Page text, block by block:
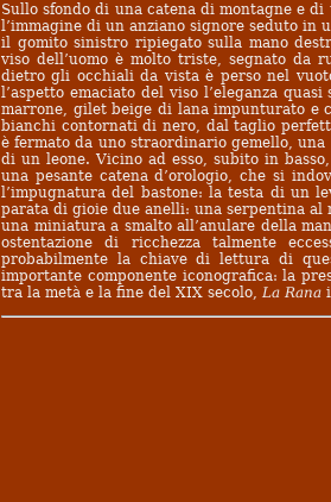
Sullo sfondo di una catena di montagne e
l’immagine di un anziano signore seduto in
il gomito sinistro ripiegato sulla mano
viso dell’uomo è molto triste, segnato da
dietro gli occhiali da vista è perso nel
l’aspetto emaciato del viso l’eleganza
marrone, gilet beige di lana impunturato e
bianchi contornati di nero, dal taglio
è fermato da uno straordinario gemello,
di un leone. Vicino ad esso, subito in
una pesante catena d’orologio, che si
l’impugnatura del bastone: la testa di un
parata di gioie due anelli: una serpentina al
una miniatura a smalto all’anulare della
ostentazione di ricchezza talmente
probabilmente la chiave di lettura di
importante componente iconografica: la
tra la metà e la fine del XIX secolo, La Rana